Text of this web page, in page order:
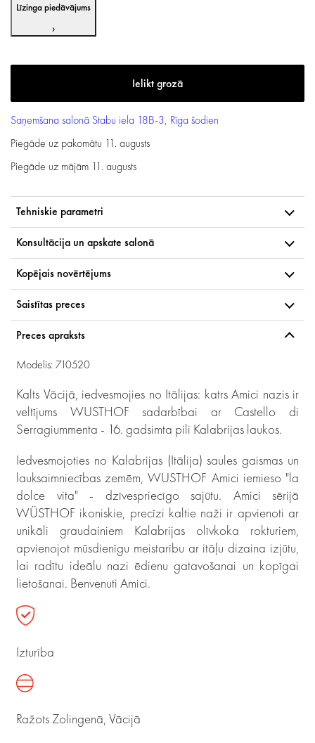
Līzinga piedāvājums
›
Saņemšana salonā Stabu iela 18B-3, Rīga šodien
Piegāde uz pakomātu 11. augusts
Piegāde uz mājām 11. augusts
Tehniskie parametri
Konsultācija un apskate salonā
Kopējais novērtējums
Saistītas preces
Preces apraksts
Modelis: 710520
Kalts Vācijā, iedvesmojies no Itālijas: katrs Amici nazis ir
veltījums WUSTHOF sadarbībai ar Castello di
Serragiummenta - 16. gadsimta pili Kalabrijas laukos.
Iedvesmojoties no Kalabrijas (Itālija) saules gaismas un
lauksaimniecības zemēm, WUSTHOF Amici iemieso "la
dolce vita" - dzīvespriecīgo sajūtu. Amici sērijā
WÜSTHOF ikoniskie, precīzi kaltie naži ir apvienoti ar
unikāli graudainiem Kalabrijas olīvkoka rokturiem,
apvienojot mūsdienīgu meistarību ar itāļu dizaina izjūtu,
lai radītu ideālu nazi ēdienu gatavošanai un kopīgai
lietošanai. Benvenuti Amici.
Izturība
Ražots Zolingenā, Vācijā